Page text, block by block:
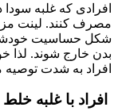
افرادی که غلبه
مصرف کنند. لینت
شکل حساسیت
بدن خارج شوند. لذا
افراد به شدت
افراد با غلبه خلط